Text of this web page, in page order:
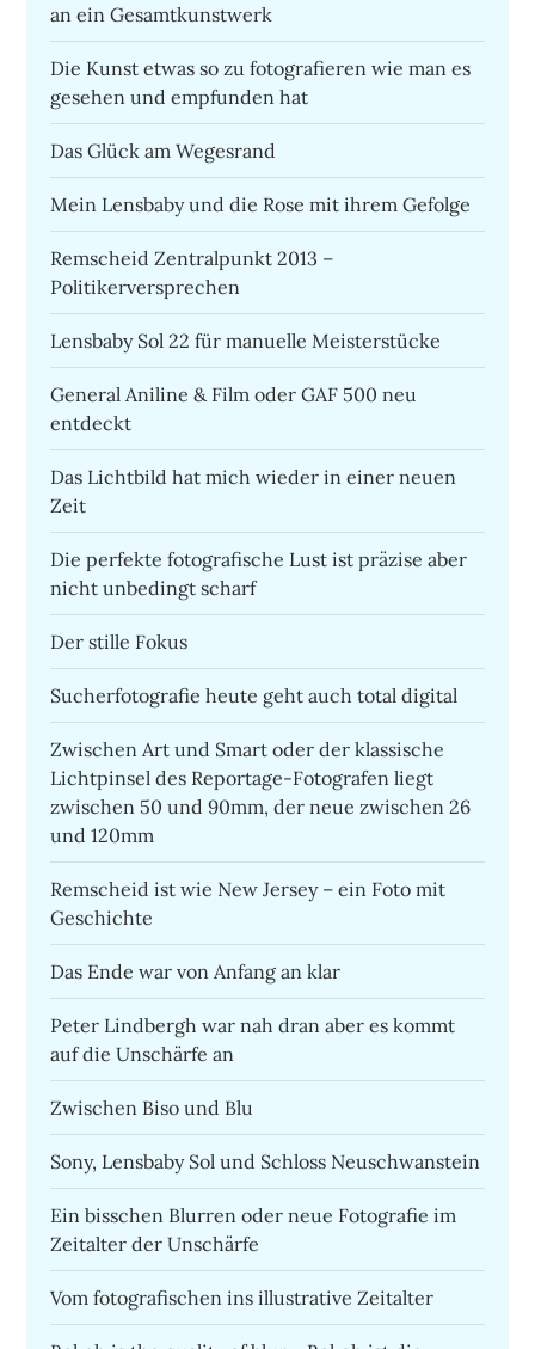
an ein Gesamtkunstwerk
Die Kunst etwas so zu fotografieren wie man es
gesehen und empfunden hat
Das Glück am Wegesrand
Mein Lensbaby und die Rose mit ihrem Gefolge
Remscheid Zentralpunkt 2013 –
Politikerversprechen
Lensbaby Sol 22 für manuelle Meisterstücke
General Aniline & Film oder GAF 500 neu
entdeckt
Das Lichtbild hat mich wieder in einer neuen
Zeit
Die perfekte fotografische Lust ist präzise aber
nicht unbedingt scharf
Der stille Fokus
Sucherfotografie heute geht auch total digital
Zwischen Art und Smart oder der klassische
Lichtpinsel des Reportage-Fotografen liegt
zwischen 50 und 90mm, der neue zwischen 26
und 120mm
Remscheid ist wie New Jersey – ein Foto mit
Geschichte
Das Ende war von Anfang an klar
Peter Lindbergh war nah dran aber es kommt
auf die Unschärfe an
Zwischen Biso und Blu
Sony, Lensbaby Sol und Schloss Neuschwanstein
Ein bisschen Blurren oder neue Fotografie im
Zeitalter der Unschärfe
Vom fotografischen ins illustrative Zeitalter